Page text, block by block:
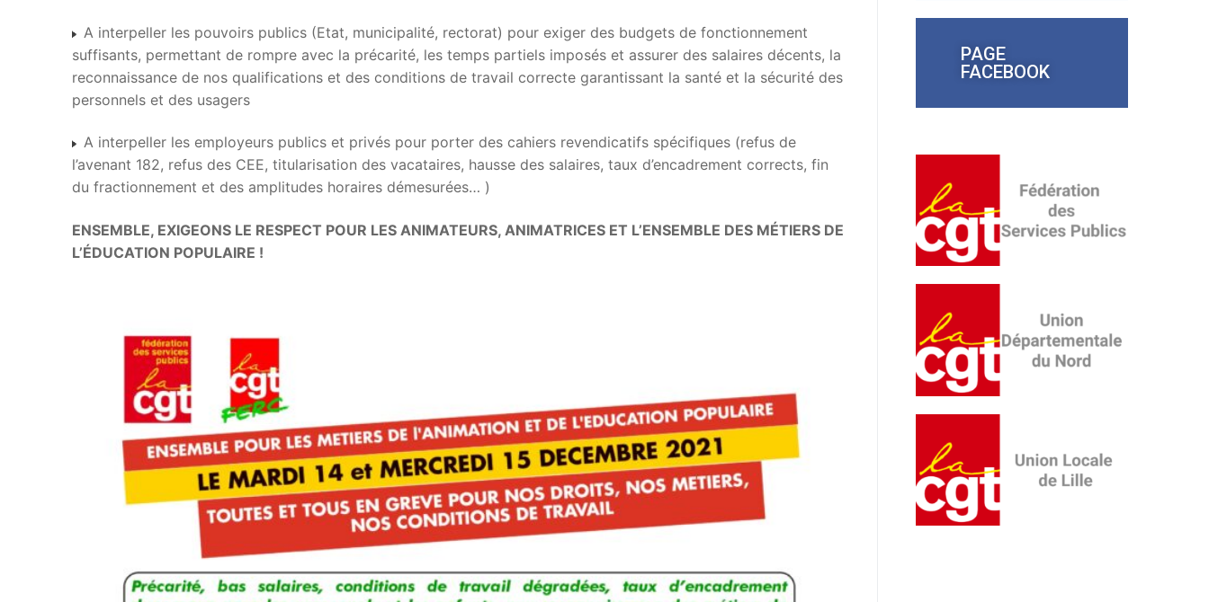
A interpeller les pouvoirs publics (Etat, municipalité, rectorat) pour exiger des budgets de fonctionnement
suffisants, permettant de rompre avec la précarité, les temps partiels imposés et assurer des salaires décents, la
reconnaissance de nos qualifications et des conditions de travail correcte garantissant la santé et la sécurité des
personnels et des usagers
A interpeller les employeurs publics et privés pour porter des cahiers revendicatifs spécifiques (refus de
l’avenant 182, refus des CEE, titularisation des vacataires, hausse des salaires, taux d’encadrement corrects, fin
du fractionnement et des amplitudes horaires démesurées… )
ENSEMBLE, EXIGEONS LE RESPECT POUR LES ANIMATEURS, ANIMATRICES ET L’ENSEMBLE DES MÉTIERS DE
L’ÉDUCATION POPULAIRE !
PAGE
FACEBOOK